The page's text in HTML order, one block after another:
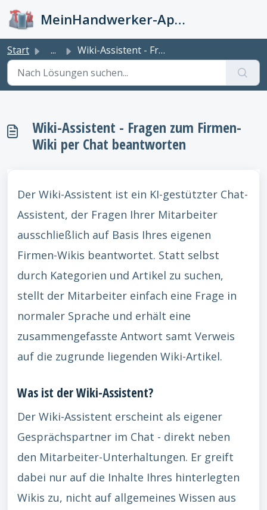
MeinHandwerker-App Info-Kiste
Start ... Wiki-Assistent - Fragen zum Firmen-Wiki per Chat beantworten
Wiki-Assistent - Fragen zum Firmen-
Wiki per Chat beantworten
Der Wiki-Assistent ist ein KI-gestützter Chat-
Assistent, der Fragen Ihrer Mitarbeiter
ausschließlich auf Basis Ihres eigenen
Firmen-Wikis beantwortet. Statt selbst
durch Kategorien und Artikel zu suchen,
stellt der Mitarbeiter einfach eine Frage in
normaler Sprache und erhält eine
zusammengefasste Antwort samt Verweis
auf die zugrunde liegenden Wiki-Artikel.
Was ist der Wiki-Assistent?
Der Wiki-Assistent erscheint als eigener
Gesprächspartner im Chat - direkt neben
den Mitarbeiter-Unterhaltungen. Er greift
dabei nur auf die Inhalte Ihres hinterlegten
Wikis zu, nicht auf allgemeines Wissen aus